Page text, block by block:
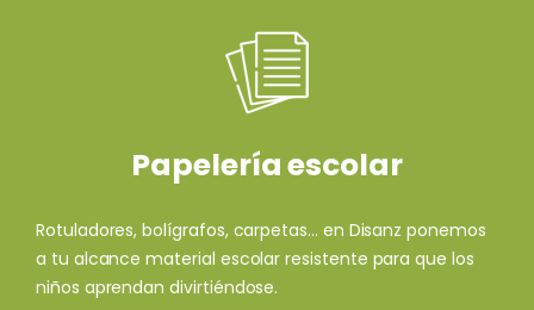
Papelería escolar
Rotuladores, bolígrafos, carpetas... en Disanz ponemos
a tu alcance material escolar resistente para que los
niños aprendan divirtiéndose.